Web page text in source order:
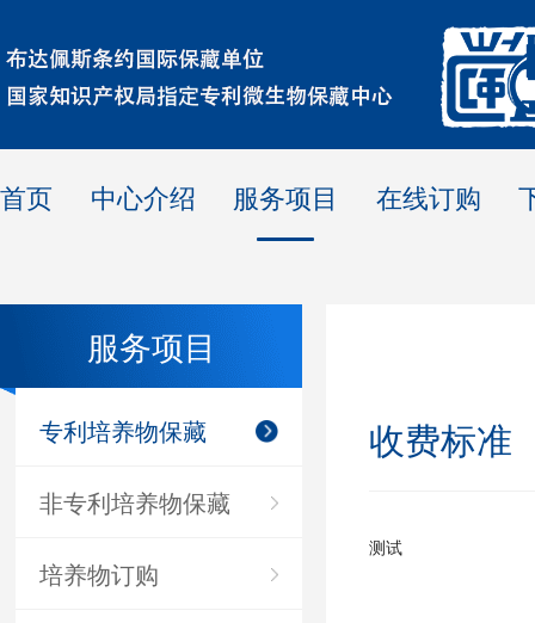
首页 中心介绍 服务项目 在线订购
服务项目
专利培养物保藏
非专利培养物保藏
培养物订购
收费标准
测试